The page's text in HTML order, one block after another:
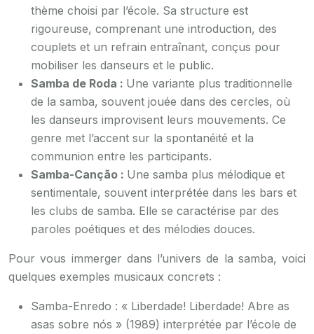
thème choisi par l’école. Sa structure est
rigoureuse, comprenant une introduction, des
couplets et un refrain entraînant, conçus pour
mobiliser les danseurs et le public.
Samba de Roda : Une variante plus traditionnelle
de la samba, souvent jouée dans des cercles, où
les danseurs improvisent leurs mouvements. Ce
genre met l’accent sur la spontanéité et la
communion entre les participants.
Samba-Canção : Une samba plus mélodique et
sentimentale, souvent interprétée dans les bars et
les clubs de samba. Elle se caractérise par des
paroles poétiques et des mélodies douces.
Pour vous immerger dans l’univers de la samba, voici
quelques exemples musicaux concrets :
Samba-Enredo : « Liberdade! Liberdade! Abre as
asas sobre nós » (1989) interprétée par l’école de